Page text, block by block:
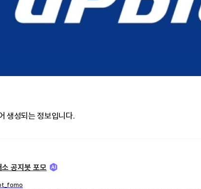
생성되는 정보입니다.
소 공지봇 포모